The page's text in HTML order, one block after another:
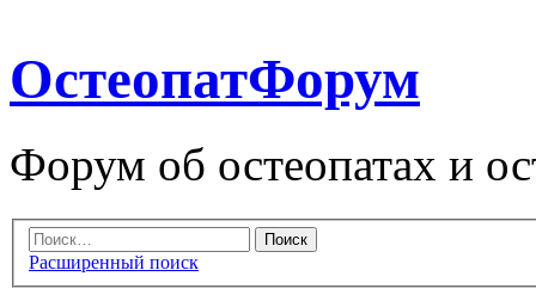
ОстеопатФорум
Форум об остеопатах и
Расширенный поиск